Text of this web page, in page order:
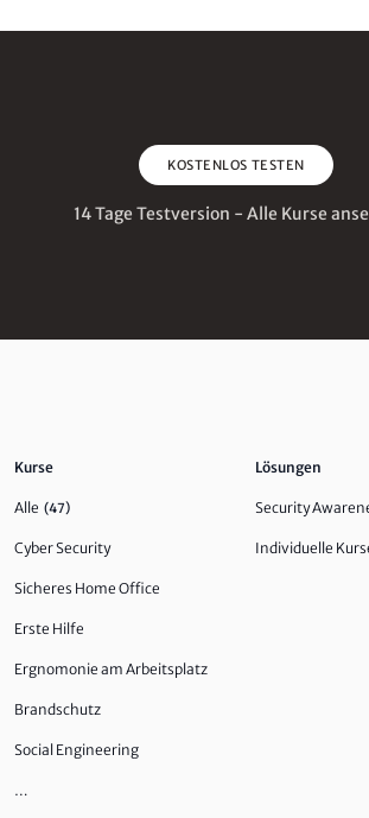
KOSTENLOS TESTEN
14 Tage Testversion - Alle Kurse
Kurse
Alle (47)
Cyber Security
Sicheres Home Office
Erste Hilfe
Ergnomonie am Arbeitsplatz
Brandschutz
Social Engineering
…
Lösungen
Security
Individuelle